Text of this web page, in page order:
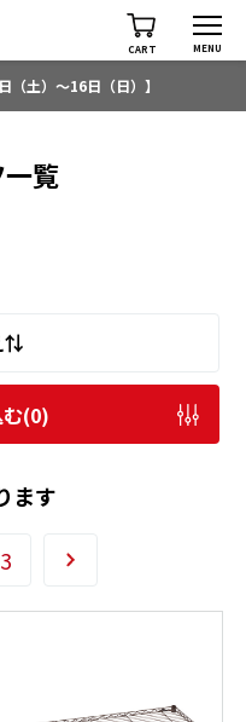
CART MENU
土）～16日（日）】
覧
⇅
(0)
ます
3